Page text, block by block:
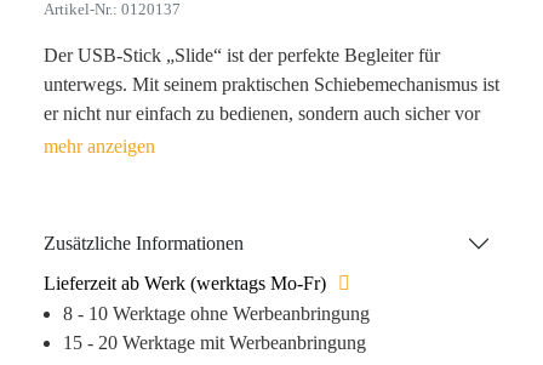
Artikel-Nr.: 0120137
Der USB-Stick „Slide“ ist der perfekte Begleiter für
unterwegs. Mit seinem praktischen Schiebemechanismus ist
er nicht nur einfach zu bedienen, sondern auch sicher vor
Staub und Kratzern geschützt. Mit einer Speicherkapazität
Zuverlässigkeit und seinem stilvollen Design überzeugen!
Zusätzliche Informationen
Lieferzeit ab Werk (werktags Mo-Fr)
8 - 10 Werktage ohne Werbeanbringung
15 - 20 Werktage mit Werbeanbringung